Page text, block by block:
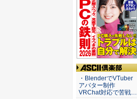
ASCII倶楽部
・BlenderでVTuber
アバター制作
VRChat対応で苦戦…